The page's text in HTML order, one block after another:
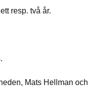
resp. två år.
Mats Hellman